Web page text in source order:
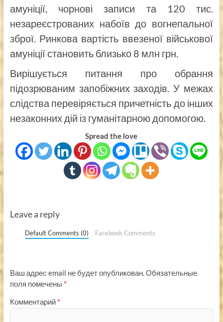
амуніції, чорнові записи та 120 тис.
незареєстрованих набоїв до вогнепальної
зброї. Ринкова вартість ввезеної військової
амуніції становить близько 8 млн грн.
Вирішується питання про обрання
підозрюваним запобіжних заходів. У межах
слідства перевіряється причетність до інших
незаконних дій із гуманітарною допомогою.
Spread the love
Leave a reply
Default Comments (0) Facebook Comments
Ваш адрес email не будет опубликован.Обязательные
поля помечены *
Комментарий *